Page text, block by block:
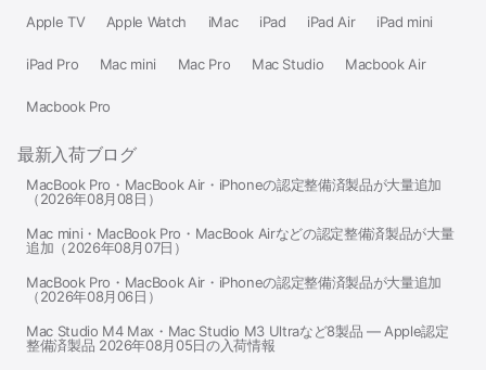
Apple TV Apple Watch iMac iPad iPad Air iPad mini
iPad Pro Mac mini Mac Pro Mac Studio Macbook Air
Macbook Pro
最新入荷ブログ
MacBook Pro・MacBook Air・iPhoneの認定整備済製品が大量追加
（2026年08月08日）
Mac mini・MacBook Pro・MacBook Airなどの認定整備済製品が大量
追加（2026年08月07日）
MacBook Pro・MacBook Air・iPhoneの認定整備済製品が大量追加
（2026年08月06日）
Mac Studio M4 Max・Mac Studio M3 Ultraなど8製品 — Apple認定
整備済製品 2026年08月05日の入荷情報